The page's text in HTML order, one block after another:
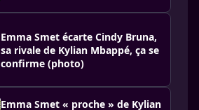
Emma Smet écarte Cindy Bruna,
sa rivale de Kylian Mbappé, ça se
confirme (photo)
Emma Smet « proche » de Kylian